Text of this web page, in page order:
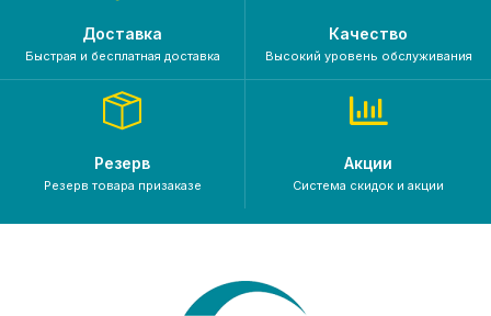
Доставка
Быстрая и бесплатная доставка
Качество
Высокий уровень обслуживания
Резерв
Резерв товара призаказе
Акции
Система скидок и акции